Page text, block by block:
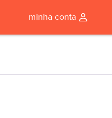
minha conta